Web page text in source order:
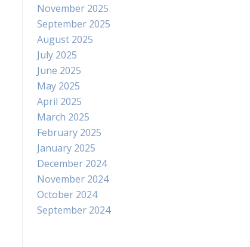
November 2025
September 2025
August 2025
July 2025
June 2025
May 2025
April 2025
March 2025
February 2025
January 2025
December 2024
November 2024
October 2024
September 2024